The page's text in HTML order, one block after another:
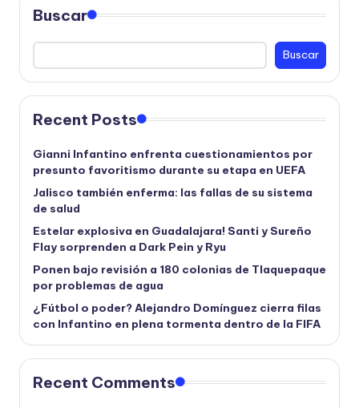
Buscar
Buscar
Recent Posts
Gianni Infantino enfrenta cuestionamientos por
presunto favoritismo durante su etapa en UEFA
Jalisco también enferma: las fallas de su sistema
de salud
Estelar explosiva en Guadalajara! Santi y Sureño
Flay sorprenden a Dark Pein y Ryu
Ponen bajo revisión a 180 colonias de Tlaquepaque
por problemas de agua
¿Fútbol o poder? Alejandro Domínguez cierra filas
con Infantino en plena tormenta dentro de la FIFA
Recent Comments